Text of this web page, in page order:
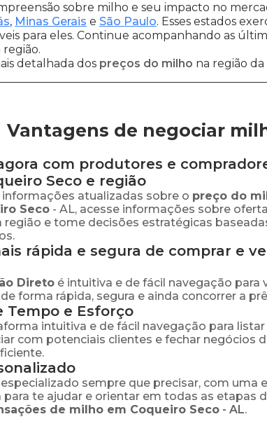
sobre milho e seu impacto no
, Minas Gerais e São Paulo. Esses estados
para eles. Continue acompanhando as
região.
detalhada dos preços do milho na região da
Vantagens de negociar
com produtores e
Seco e região
atualizadas sobre o preço do
Seco - AL, acesse informações sobre
região e tome decisões estratégicas
rápida e segura de comprar e
Direto é intuitiva e de fácil navegação para
forma rápida, segura e ainda concorrer a
Tempo e Esforço
intuitiva e de fácil navegação para listar
com potenciais clientes e fechar negócios
sempre que precisar, com uma
te ajudar e orientar em todas as etapas
de milho em Coqueiro Seco - AL.